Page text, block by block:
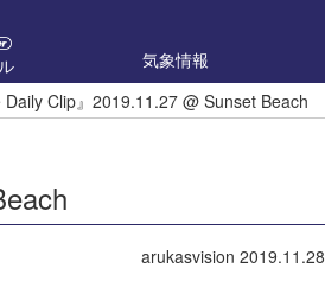
気象情報
Daily Clip』2019.11.27 @ Sunset Beach
arukasvision 2019.11.28